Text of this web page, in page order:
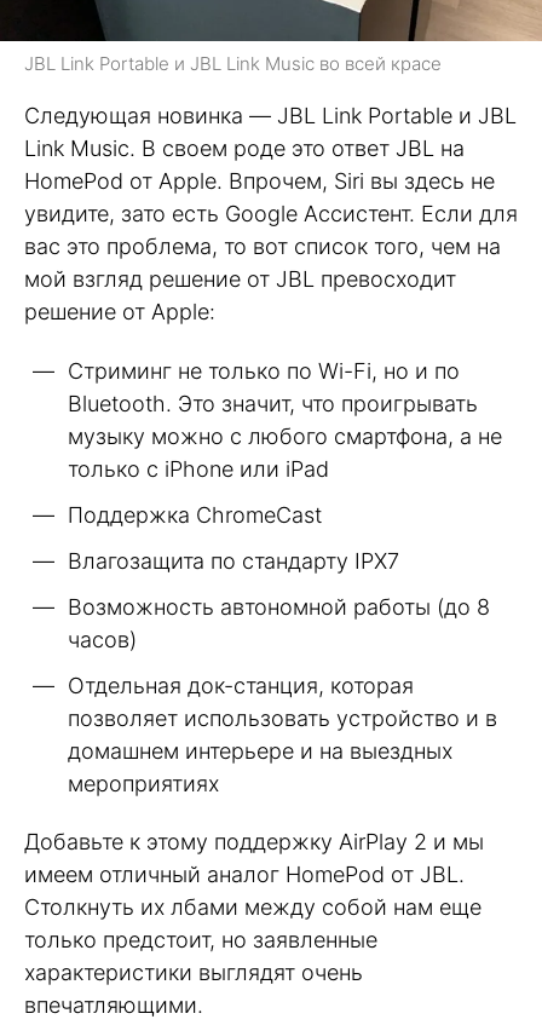
JBL Link Portable и JBL Link Music во всей красе
Следующая новинка — JBL Link Portable и JBL
Link Music. В своем роде это ответ JBL на
HomePod от Apple. Впрочем, Siri вы здесь не
увидите, зато есть Google Ассистент. Если для
вас это проблема, то вот список того, чем на
мой взгляд решение от JBL превосходит
решение от Apple:
Стриминг не только по Wi-Fi, но и по
Bluetooth. Это значит, что проигрывать
музыку можно с любого смартфона, а не
только с iPhone или iPad
Поддержка ChromeCast
Влагозащита по стандарту IPX7
Возможность автономной работы (до 8
часов)
Отдельная док-станция, которая
позволяет использовать устройство и в
домашнем интерьере и на выездных
мероприятиях
Добавьте к этому поддержку AirPlay 2 и мы
имеем отличный аналог HomePod от JBL.
Столкнуть их лбами между собой нам еще
только предстоит, но заявленные
характеристики выглядят очень
впечатляющими.